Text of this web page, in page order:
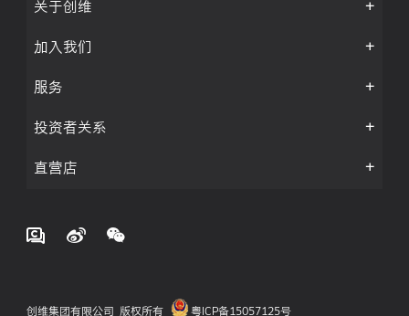
关于创维
加入我们
服务
投资者关系
直营店
创维集团有限公司 版权所有 粤ICP备15057125号